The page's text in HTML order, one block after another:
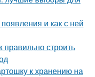
и как с ней
строить
к хранению на